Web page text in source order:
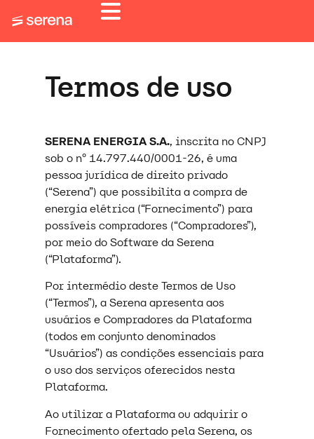
Termos de uso
SERENA ENERGIA S.A., inscrita no CNPJ
sob o nº 14.797.440/0001-26, é uma
pessoa jurídica de direito privado
(“Serena”) que possibilita a compra de
energia elétrica (“Fornecimento”) para
possíveis compradores (“Compradores”),
por meio do Software da Serena
(“Plataforma”).
Por intermédio deste Termos de Uso
(“Termos”), a Serena apresenta aos
usuários e Compradores da Plataforma
(todos em conjunto denominados
“Usuários”) as condições essenciais para
o uso dos serviços oferecidos nesta
Plataforma.
Ao utilizar a Plataforma ou adquirir o
Fornecimento ofertado pela Serena, os